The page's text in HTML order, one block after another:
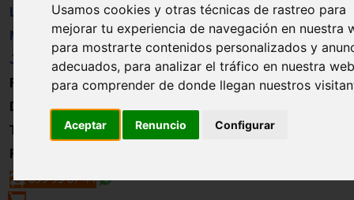
Usamos cookies y otras técnicas de rastreo para
mejorar tu experiencia de navegación en nuestra
para mostrarte contenidos personalizados y
adecuados, para analizar el tráfico en nuestra
para comprender de donde llegan nuestros
Aceptar Renuncio Configurar
Libros
Material
Juguetes
Formación
Directorio
Trabajo
Registro